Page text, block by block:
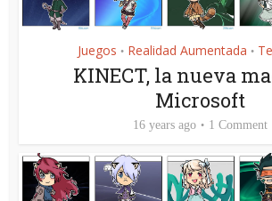
Juegos • Realidad Aumentada •
KINECT, la nueva
Microsoft
16 years ago 1 Comment